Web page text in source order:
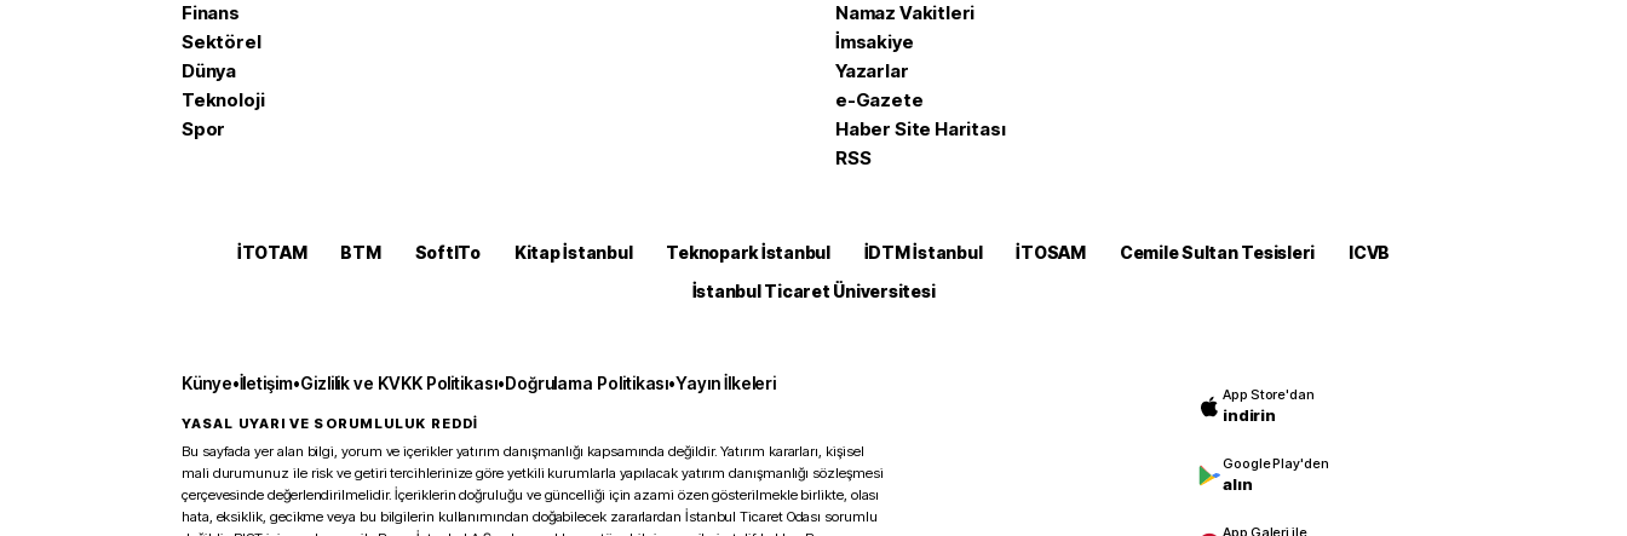
Finans
Sektörel
Dünya
Teknoloji
Spor
Namaz Vakitleri
İmsakiye
Yazarlar
e-Gazete
Haber Site Haritası
RSS
İTOTAM BTM SoftITo Kitap İstanbul Teknopark İstanbul İDTM İstanbul İTOSAM Cemile Sultan Tesisleri
ICVB
İstanbul Ticaret Üniversitesi
Künye•İletişim•Gizlilik ve KVKK Politikası•Doğrulama Politikası•Yayın İlkeleri
YASAL UYARI VE SORUMLULUK REDDİ
Bu sayfada yer alan bilgi, yorum ve içerikler yatırım danışmanlığı kapsamında değildir. Yatırım kararları, kişisel
mali durumunuz ile risk ve getiri tercihlerinize göre yetkili kurumlarla yapılacak yatırım danışmanlığı sözleşmesi
çerçevesinde değerlendirilmelidir. İçeriklerin doğruluğu ve güncelliği için azami özen gösterilmekle birlikte, olası
hata, eksiklik, gecikme veya bu bilgilerin kullanımından doğabilecek zararlardan İstanbul Ticaret Odası sorumlu
App Store'dan
indirin
Google Play'den
alın
App Galeri ile